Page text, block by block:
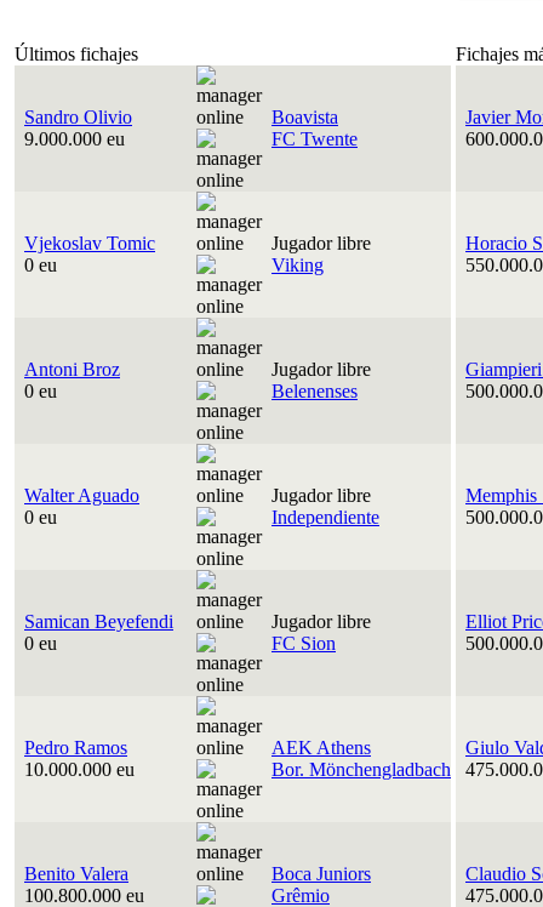
Últimos fichajes Fichajes
Sandro Olivio
9.000.000 eu
Boavista
FC Twente
Javier
Vjekoslav Tomic
0 eu
Jugador libre
Viking
Horacio
Antoni Broz
0 eu
Jugador libre
Belenenses
Walter Aguado
0 eu
Jugador libre
Independiente
Memphis
Samican Beyefendi
0 eu
Jugador libre
FC Sion
Elliot
Pedro Ramos
10.000.000 eu
AEK Athens
Bor. Mönchengladbach
Giulo
Benito Valera
100.800.000 eu
Boca Juniors
Grêmio
Claudio